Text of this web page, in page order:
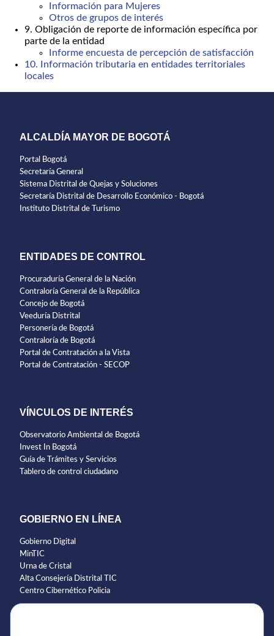
Información para Mujeres
Otros de grupos de interés
9. Obligación de reporte de información específica por
parte de la entidad
Informe encuesta de percepción de satisfacción
10. Información tributaria en entidades territoriales
locales
ALCALDÍA MAYOR DE BOGOTÁ
Portal Bogotá
Secretaría General
Sistema Distrital de Quejas y Soluciones
Secretaría Distrital de Desarrollo Económico - Bogotá
Instituto Distrital de Turismo
ENTIDADES DE CONTROL
Procuraduría General de la Nación
Contraloría General de la República
Concejo de Bogotá
Veeduría Distrital
Personería de Bogotá
Contraloría de Bogotá
Portal de Contratación a la Vista
Portal de Contratación - SECOP
VÍNCULOS DE INTERÉS
Observatorio Ambiental de Bogotá
Invest In Bogotá
Guía de Trámites y Servicios
Tablero de control ciudadano
GOBIERNO EN LÍNEA
Gobierno Digital
MinTIC
Urna de Cristal
Alta Consejería Distrital TIC
Centro Cibernético Policia